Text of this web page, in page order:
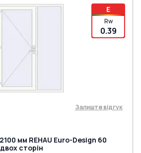
E
Rw
0.39
Залиште відгук
мм REHAU Euro-Design 60
сторін